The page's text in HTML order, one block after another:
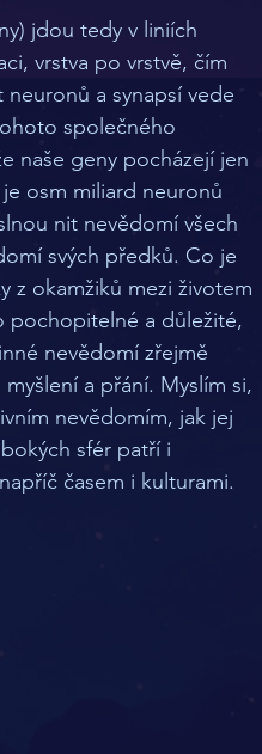
vrstva po vrstvě, čím
a synapsí vede
společného
naše geny pocházejí jen
osm miliard neuronů
nit nevědomí všech
svých předků. Co je
z okamžiků mezi životem
pochopitelné a důležité,
nevědomí zřejmě
a přání. Myslím si,
nevědomím, jak jej
sfér patří i
časem i kulturami.